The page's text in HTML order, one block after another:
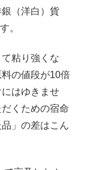
（洋白）貨
。
粘り強くな
の値段が10倍
はゆきませ
くための宿命
」の差はこん